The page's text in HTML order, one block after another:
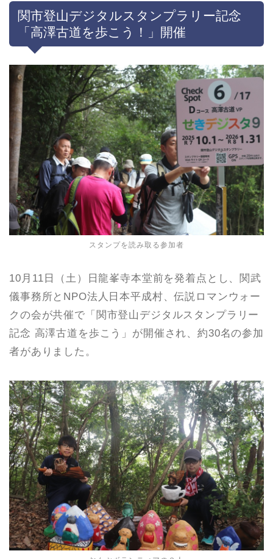
関市登山デジタルスタンプラリー記念
「高澤古道を歩こう！」開催
スタンプを読み取る参加者
10月11日（土）日龍峯寺本堂前を発着点とし、関武
儀事務所とNPO法人日本平成村、伝説ロマンウォー
クの会が共催で「関市登山デジタルスタンプラリー
記念 高澤古道を歩こう」が開催され、約30名の参加
者がありました。